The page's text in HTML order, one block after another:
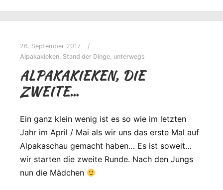
26. September 2017
Alpakakieken Stand der Dinge unterwegs
ALPAKAKIEKEN, DIE
ZWEITE…
Ein ganz klein wenig ist es so wie im letzten
Jahr im April / Mai als wir uns das erste Mal auf
Alpakaschau gemacht haben… Es ist soweit…
wir starten die zweite Runde. Nach den Jungs
nun die Mädchen